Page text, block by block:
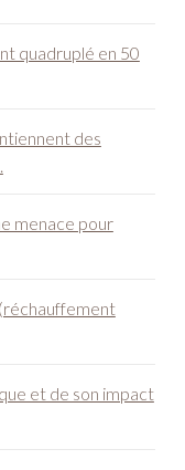
quadruplé en 50
des
menace pour
et de son impact